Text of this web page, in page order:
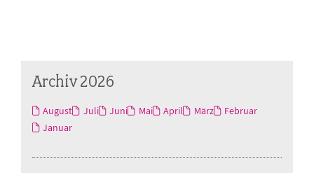
Archiv 2026
August Juli Juni Mai April März
Februar
Januar